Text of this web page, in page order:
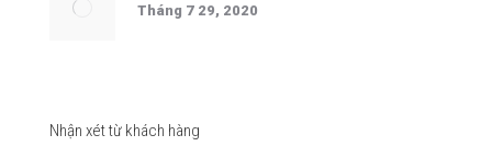
Tháng 7 29, 2020
Nhận xét từ khách hàng